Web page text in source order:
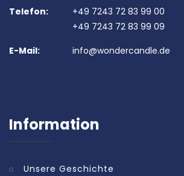
Telefon:
+49 7243 72 83 99 00
+49 7243 72 83 99 09
E-Mail:
info@wondercandle.de
Information
Unsere Geschichte